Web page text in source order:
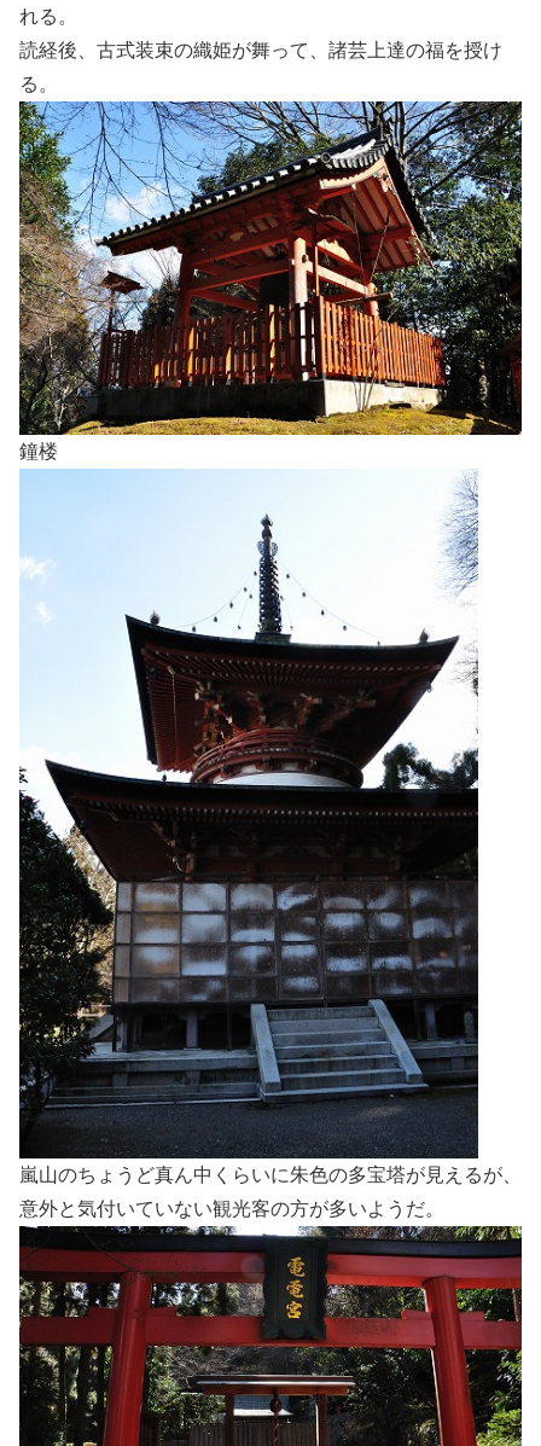
れる。
読経後、古式装束の織姫が舞って、諸芸上達の福を授け
る。
鐘楼
嵐山のちょうど真ん中くらいに朱色の多宝塔が見えるが、
意外と気付いていない観光客の方が多いようだ。